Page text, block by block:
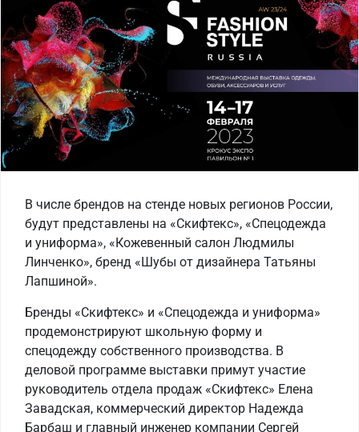
В числе брендов на стенде новых регионов России,
будут представлены на «Скифтекс», «Спецодежда
и униформа», «Кожевенный салон Людмилы
Линченко», бренд «Шубы от дизайнера Татьяны
Лапшиной».
Бренды «Скифтекс» и «Спецодежда и униформа»
продемонстрируют школьную форму и
спецодежду собственного производства. В
деловой программе выставки примут участие
руководитель отдела продаж «Скифтекс» Елена
Завадская, коммерческий директор Надежда
Барбаш и главный инженер компании Сергей